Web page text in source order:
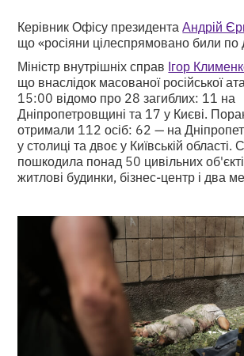
Керівник Офісу президентаАндрій
що «росіяни цілеспрямовано били по
Міністр внутрішніх справ Ігор
що внаслідок масованої російської
15:00 відомо про 28 загиблих: 11 на
Дніпропетровщині та 17 у Києві.
отримали 112 осіб: 62 — на
у столиці та двоє у Київській області.
пошкодила понад 50 цивільних
житлові будинки, бізнес-центр і два